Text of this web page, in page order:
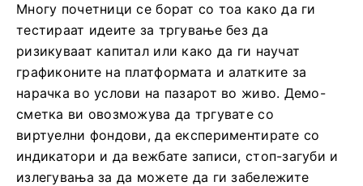
Многу почетници се борат со тоа како да ги
тестираат идеите за тргување без да
ризикуваат капитал или како да ги научат
графиконите на платформата и алатките за
нарачка во услови на пазарот во живо. Демо-
сметка ви овозможува да тргувате со
виртуелни фондови, да експериментирате со
индикатори и да вежбате записи, стоп-загуби и
излегувања за да можете да ги забележите